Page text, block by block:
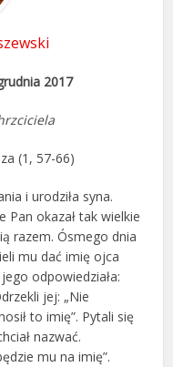
2017
(1, 57-66)
i urodziła syna.
Pan okazał tak wielkie
razem. Ósmego dnia
mu dać imię ojca
odpowiedziała:
jej: „Nie
to imię”. Pytali się
nazwać.
mu na imię”.